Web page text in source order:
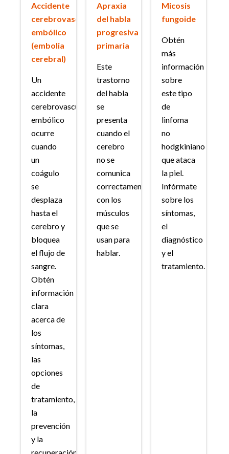
Accidente
cerebrovascular
embólico
(embolia
cerebral)
Un
accidente
cerebrovascular
embólico
ocurre
cuando
un
coágulo
se
desplaza
hasta el
cerebro y
bloquea
el flujo de
sangre.
Obtén
información
clara
acerca de
los
síntomas,
las
opciones
de
tratamiento,
la
prevención
y la
Apraxia
del habla
progresiva
primaria
Este
trastorno
del habla
se
presenta
cuando el
cerebro
no se
comunica
correctamente
con los
músculos
que se
usan para
hablar.
Micosis
fungoide
Obtén
más
información
sobre
este tipo
de
linfoma
no
hodgkiniano
que ataca
la piel.
Infórmate
sobre los
síntomas,
el
diagnóstico
y el
tratamiento.